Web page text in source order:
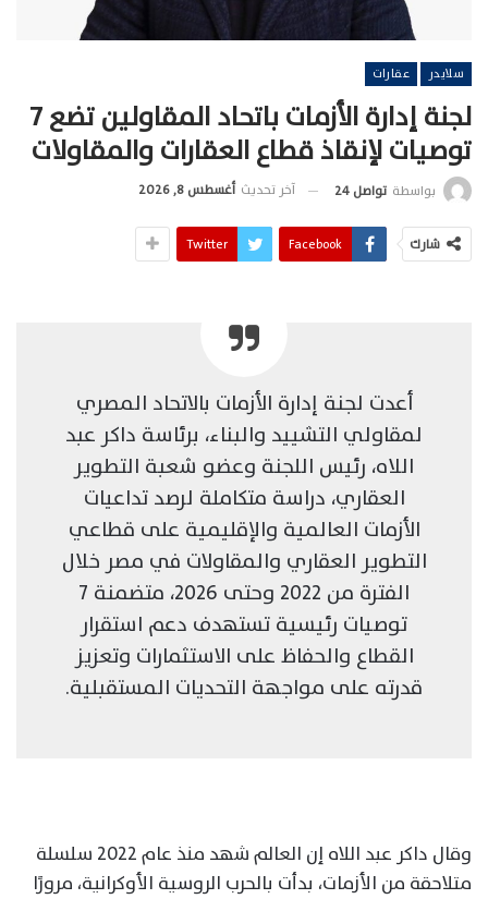
سلايدر عقارات
لجنة إدارة الأزمات باتحاد المقاولين تضع 7
توصيات لإنقاذ قطاع العقارات والمقاولات
بواسطة تواصل 24 آخر تحديث أغسطس 8, 2026
شارك Facebook
Twitter
أعدت لجنة إدارة الأزمات بالاتحاد المصري
لمقاولي التشييد والبناء، برئاسة داكر عبد
اللاه، رئيس اللجنة وعضو شعبة التطوير
العقاري، دراسة متكاملة لرصد تداعيات
الأزمات العالمية والإقليمية على قطاعي
التطوير العقاري والمقاولات في مصر خلال
الفترة من 2022 وحتى 2026، متضمنة 7
توصيات رئيسية تستهدف دعم استقرار
القطاع والحفاظ على الاستثمارات وتعزيز
قدرته على مواجهة التحديات المستقبلية.
وقال داكر عبد اللاه إن العالم شهد منذ عام 2022 سلسلة
متلاحقة من الأزمات، بدأت بالحرب الروسية الأوكرانية، مرورًا